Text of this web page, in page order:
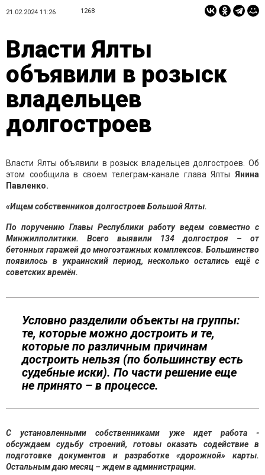
21.02.2024 11:26 1268
Власти Ялты
объявили в розыск
владельцев
долгостроев
Власти Ялты объявили в розыск владельцев долгостроев. Об
этом сообщила в своем телеграм-канале глава Ялты Янина
Павленко.
«Ищем собственников долгостроев Большой Ялты.
По поручению Главы Республики работу ведем совместно с
Минжилполитики. Всего выявили 134 долгостроя – от
бетонных гаражей до многоэтажных комплексов. Большинство
появилось в украинский период, несколько остались ещё с
советских времён.
Условно разделили объекты на группы:
те, которые можно достроить и те,
которые по различным причинам
достроить нельзя (по большинству есть
судебные иски). По части решение еще
не принято – в процессе.
С установленными собственниками уже идет работа -
обсуждаем судьбу строений, готовы оказать содействие в
подготовке документов и разработке «дорожной» карты.
Остальным даю месяц – ждем в администрации.